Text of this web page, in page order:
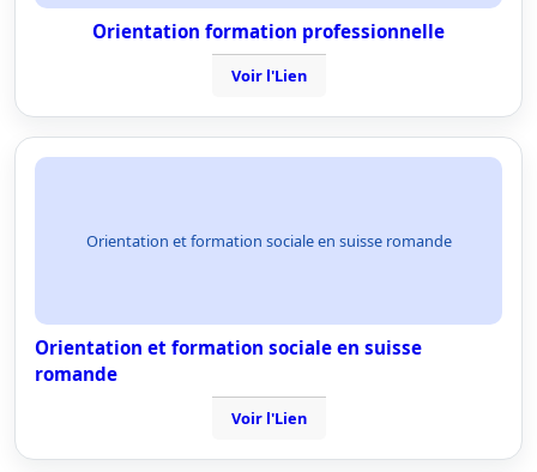
Orientation formation professionnelle
Voir l'Lien
Orientation et formation sociale en suisse romande
Orientation et formation sociale en suisse
romande
Voir l'Lien